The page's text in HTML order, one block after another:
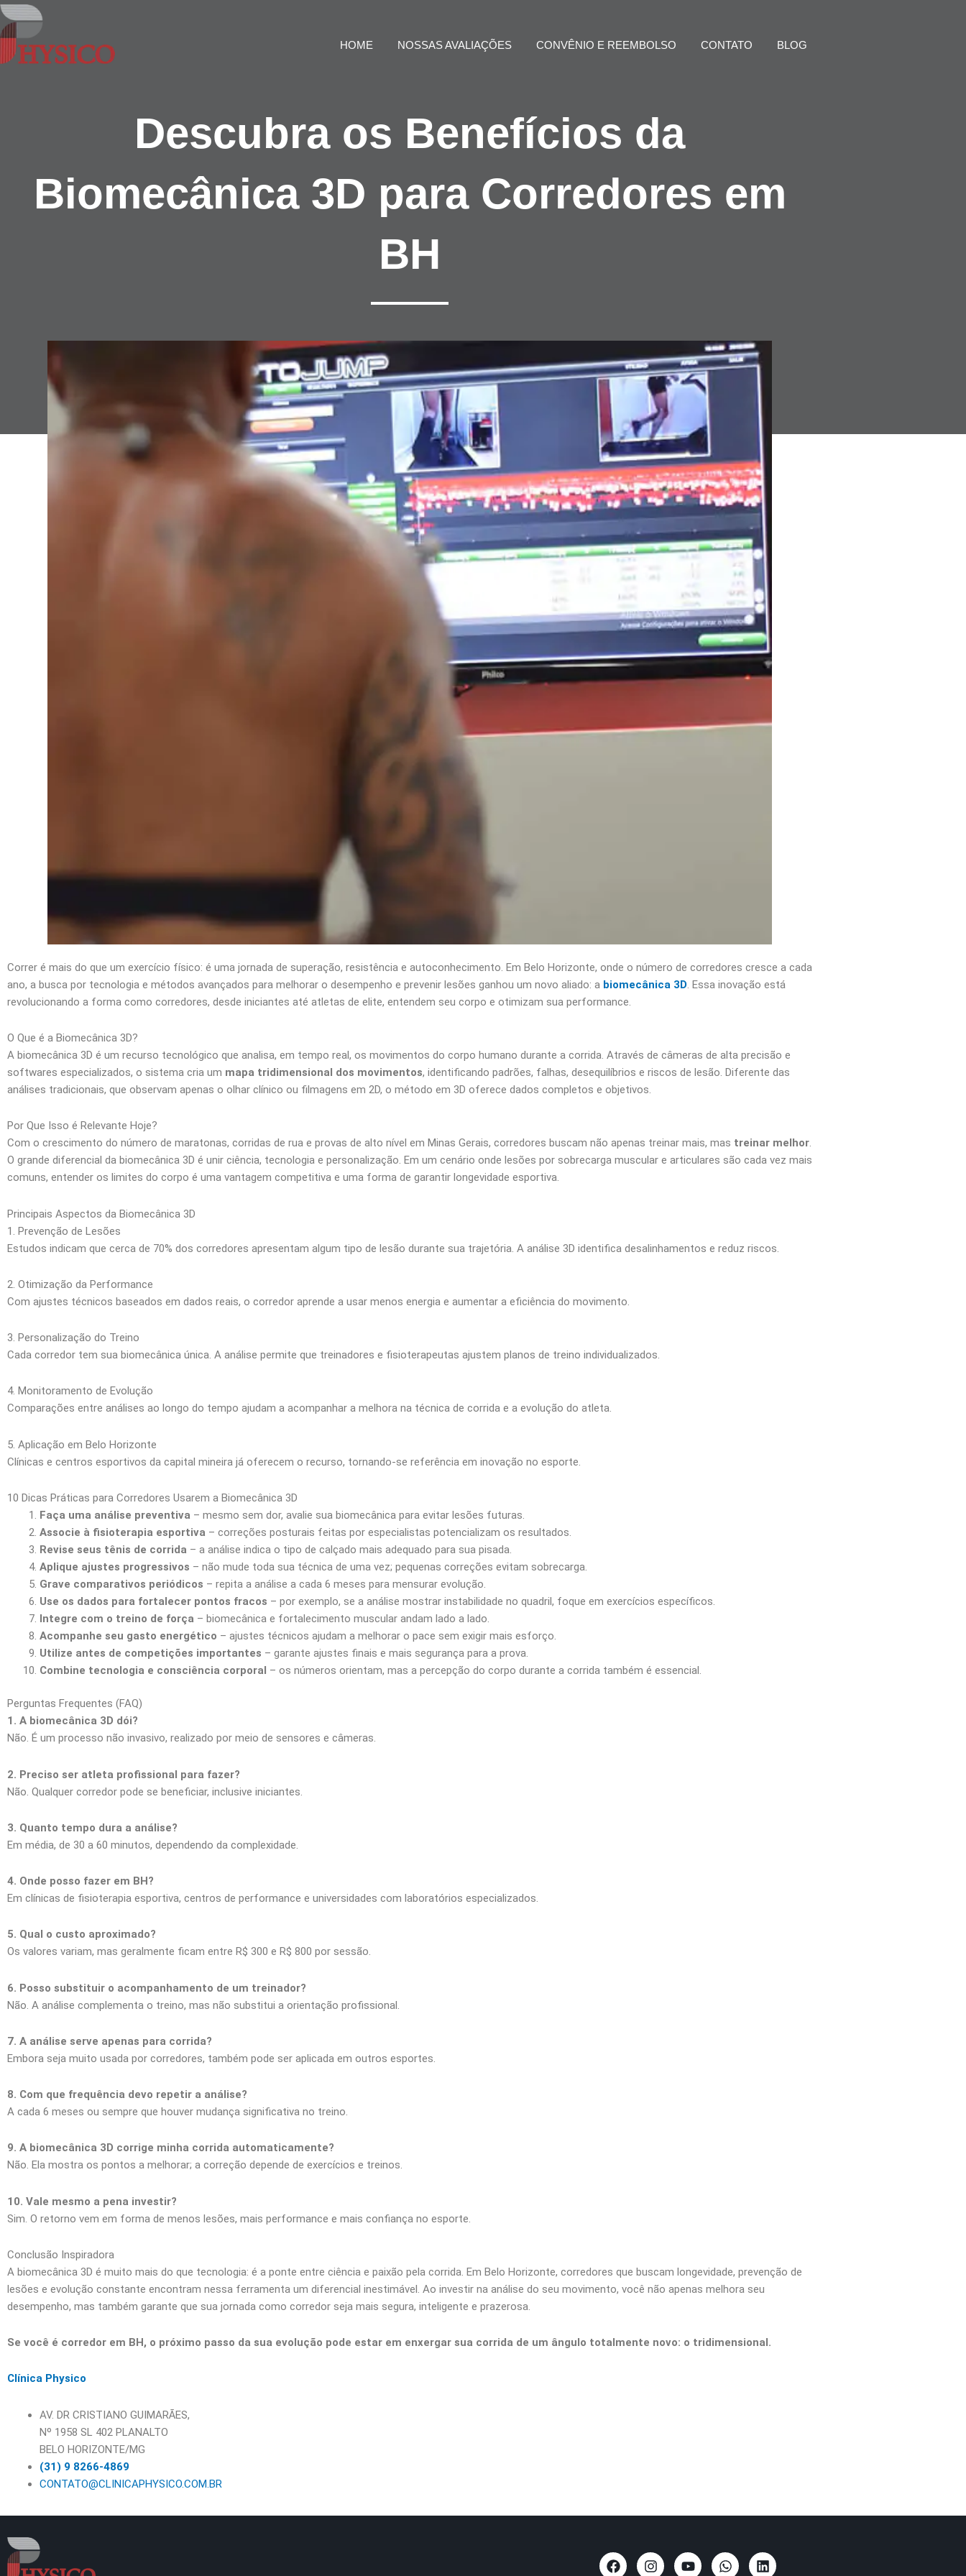
Ir
para
o
conteúdo
HOME NOSSAS AVALIAÇÕES CONVÊNIO E REEMBOLSO CONTATO BLOG
Descubra os Benefícios da
Biomecânica 3D para Corredores em
BH
Correr é mais do que um exercício físico: é uma jornada de superação, resistência e autoconhecimento. Em Belo Horizonte, onde o número de corredores cresce a cada
ano, a busca por tecnologia e métodos avançados para melhorar o desempenho e prevenir lesões ganhou um novo aliado: a biomecânica 3D. Essa inovação está
revolucionando a forma como corredores, desde iniciantes até atletas de elite, entendem seu corpo e otimizam sua performance.
O Que é a Biomecânica 3D?
A biomecânica 3D é um recurso tecnológico que analisa, em tempo real, os movimentos do corpo humano durante a corrida. Através de câmeras de alta precisão e
softwares especializados, o sistema cria um mapa tridimensional dos movimentos, identificando padrões, falhas, desequilíbrios e riscos de lesão. Diferente das
análises tradicionais, que observam apenas o olhar clínico ou filmagens em 2D, o método em 3D oferece dados completos e objetivos.
Por Que Isso é Relevante Hoje?
Com o crescimento do número de maratonas, corridas de rua e provas de alto nível em Minas Gerais, corredores buscam não apenas treinar mais, mas treinar melhor.
O grande diferencial da biomecânica 3D é unir ciência, tecnologia e personalização. Em um cenário onde lesões por sobrecarga muscular e articulares são cada vez mais
comuns, entender os limites do corpo é uma vantagem competitiva e uma forma de garantir longevidade esportiva.
Principais Aspectos da Biomecânica 3D
1. Prevenção de Lesões
Estudos indicam que cerca de 70% dos corredores apresentam algum tipo de lesão durante sua trajetória. A análise 3D identifica desalinhamentos e reduz riscos.
2. Otimização da Performance
Com ajustes técnicos baseados em dados reais, o corredor aprende a usar menos energia e aumentar a eficiência do movimento.
3. Personalização do Treino
Cada corredor tem sua biomecânica única. A análise permite que treinadores e fisioterapeutas ajustem planos de treino individualizados.
4. Monitoramento de Evolução
Comparações entre análises ao longo do tempo ajudam a acompanhar a melhora na técnica de corrida e a evolução do atleta.
5. Aplicação em Belo Horizonte
Clínicas e centros esportivos da capital mineira já oferecem o recurso, tornando-se referência em inovação no esporte.
10 Dicas Práticas para Corredores Usarem a Biomecânica 3D
Faça uma análise preventiva – mesmo sem dor, avalie sua biomecânica para evitar lesões futuras.
Associe à fisioterapia esportiva – correções posturais feitas por especialistas potencializam os resultados.
Revise seus tênis de corrida – a análise indica o tipo de calçado mais adequado para sua pisada.
Aplique ajustes progressivos – não mude toda sua técnica de uma vez; pequenas correções evitam sobrecarga.
Grave comparativos periódicos – repita a análise a cada 6 meses para mensurar evolução.
Use os dados para fortalecer pontos fracos – por exemplo, se a análise mostrar instabilidade no quadril, foque em exercícios específicos.
Integre com o treino de força – biomecânica e fortalecimento muscular andam lado a lado.
Acompanhe seu gasto energético – ajustes técnicos ajudam a melhorar o pace sem exigir mais esforço.
Utilize antes de competições importantes – garante ajustes finais e mais segurança para a prova.
Combine tecnologia e consciência corporal – os números orientam, mas a percepção do corpo durante a corrida também é essencial.
Perguntas Frequentes (FAQ)
1. A biomecânica 3D dói?
Não. É um processo não invasivo, realizado por meio de sensores e câmeras.
2. Preciso ser atleta profissional para fazer?
Não. Qualquer corredor pode se beneficiar, inclusive iniciantes.
3. Quanto tempo dura a análise?
Em média, de 30 a 60 minutos, dependendo da complexidade.
4. Onde posso fazer em BH?
Em clínicas de fisioterapia esportiva, centros de performance e universidades com laboratórios especializados.
5. Qual o custo aproximado?
Os valores variam, mas geralmente ficam entre R$ 300 e R$ 800 por sessão.
6. Posso substituir o acompanhamento de um treinador?
Não. A análise complementa o treino, mas não substitui a orientação profissional.
7. A análise serve apenas para corrida?
Embora seja muito usada por corredores, também pode ser aplicada em outros esportes.
8. Com que frequência devo repetir a análise?
A cada 6 meses ou sempre que houver mudança significativa no treino.
9. A biomecânica 3D corrige minha corrida automaticamente?
Não. Ela mostra os pontos a melhorar; a correção depende de exercícios e treinos.
10. Vale mesmo a pena investir?
Sim. O retorno vem em forma de menos lesões, mais performance e mais confiança no esporte.
Conclusão Inspiradora
A biomecânica 3D é muito mais do que tecnologia: é a ponte entre ciência e paixão pela corrida. Em Belo Horizonte, corredores que buscam longevidade, prevenção de
lesões e evolução constante encontram nessa ferramenta um diferencial inestimável. Ao investir na análise do seu movimento, você não apenas melhora seu
desempenho, mas também garante que sua jornada como corredor seja mais segura, inteligente e prazerosa.
Se você é corredor em BH, o próximo passo da sua evolução pode estar em enxergar sua corrida de um ângulo totalmente novo: o tridimensional.
Clínica Physico
AV. DR CRISTIANO GUIMARÃES,
Nº 1958 SL 402 PLANALTO
BELO HORIZONTE/MG
(31) 9 8266-4869
CONTATO@CLINICAPHYSICO.COM.BR
c
e
s
t
u
t
a
t
n
k